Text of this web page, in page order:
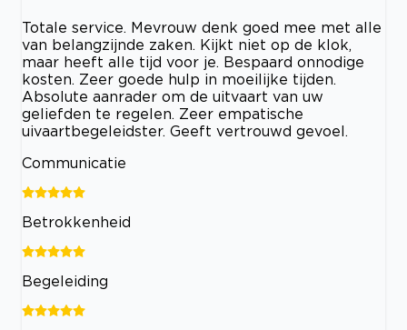
Totale service. Mevrouw denk goed mee met alle
van belangzijnde zaken. Kijkt niet op de klok,
maar heeft alle tijd voor je. Bespaard onnodige
kosten. Zeer goede hulp in moeilijke tijden.
Absolute aanrader om de uitvaart van uw
geliefden te regelen. Zeer empatische
uivaartbegeleidster. Geeft vertrouwd gevoel.
Communicatie
Betrokkenheid
Begeleiding